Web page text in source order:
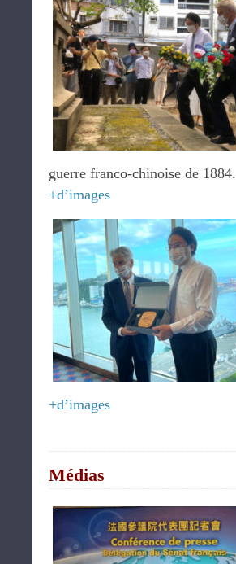
guerre franco-chinoise de 1884.
+d’images
+d’images
Médias